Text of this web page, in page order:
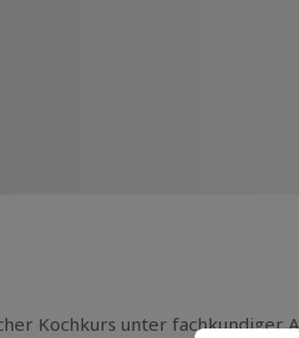
Kochkurs unter fachkundiger